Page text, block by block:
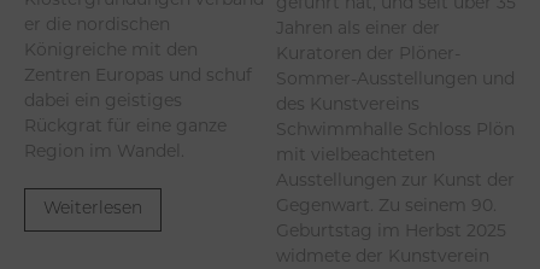
er die nordischen
Königreiche mit den
Zentren Europas und schuf
dabei ein geistiges
Rückgrat für eine ganze
Region im Wandel.
Weiterlesen
Jahren als einer der
Kuratoren der Plöner-
Sommer-Ausstellungen und
des Kunstvereins
Schwimmhalle Schloss Plön
mit vielbeachteten
Ausstellungen zur Kunst der
Gegenwart. Zu seinem 90.
Geburtstag im Herbst 2025
widmete der Kunstverein